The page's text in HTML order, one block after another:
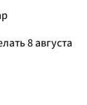
8 августа